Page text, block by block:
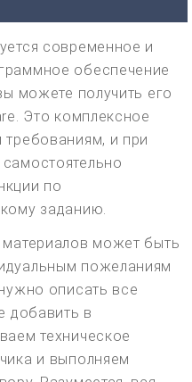
современное и
обеспечение
можете получить его
Это комплексное
и при
по
заданию.
может быть
пожеланиям
описать все
добавить в
техническое
и выполняем